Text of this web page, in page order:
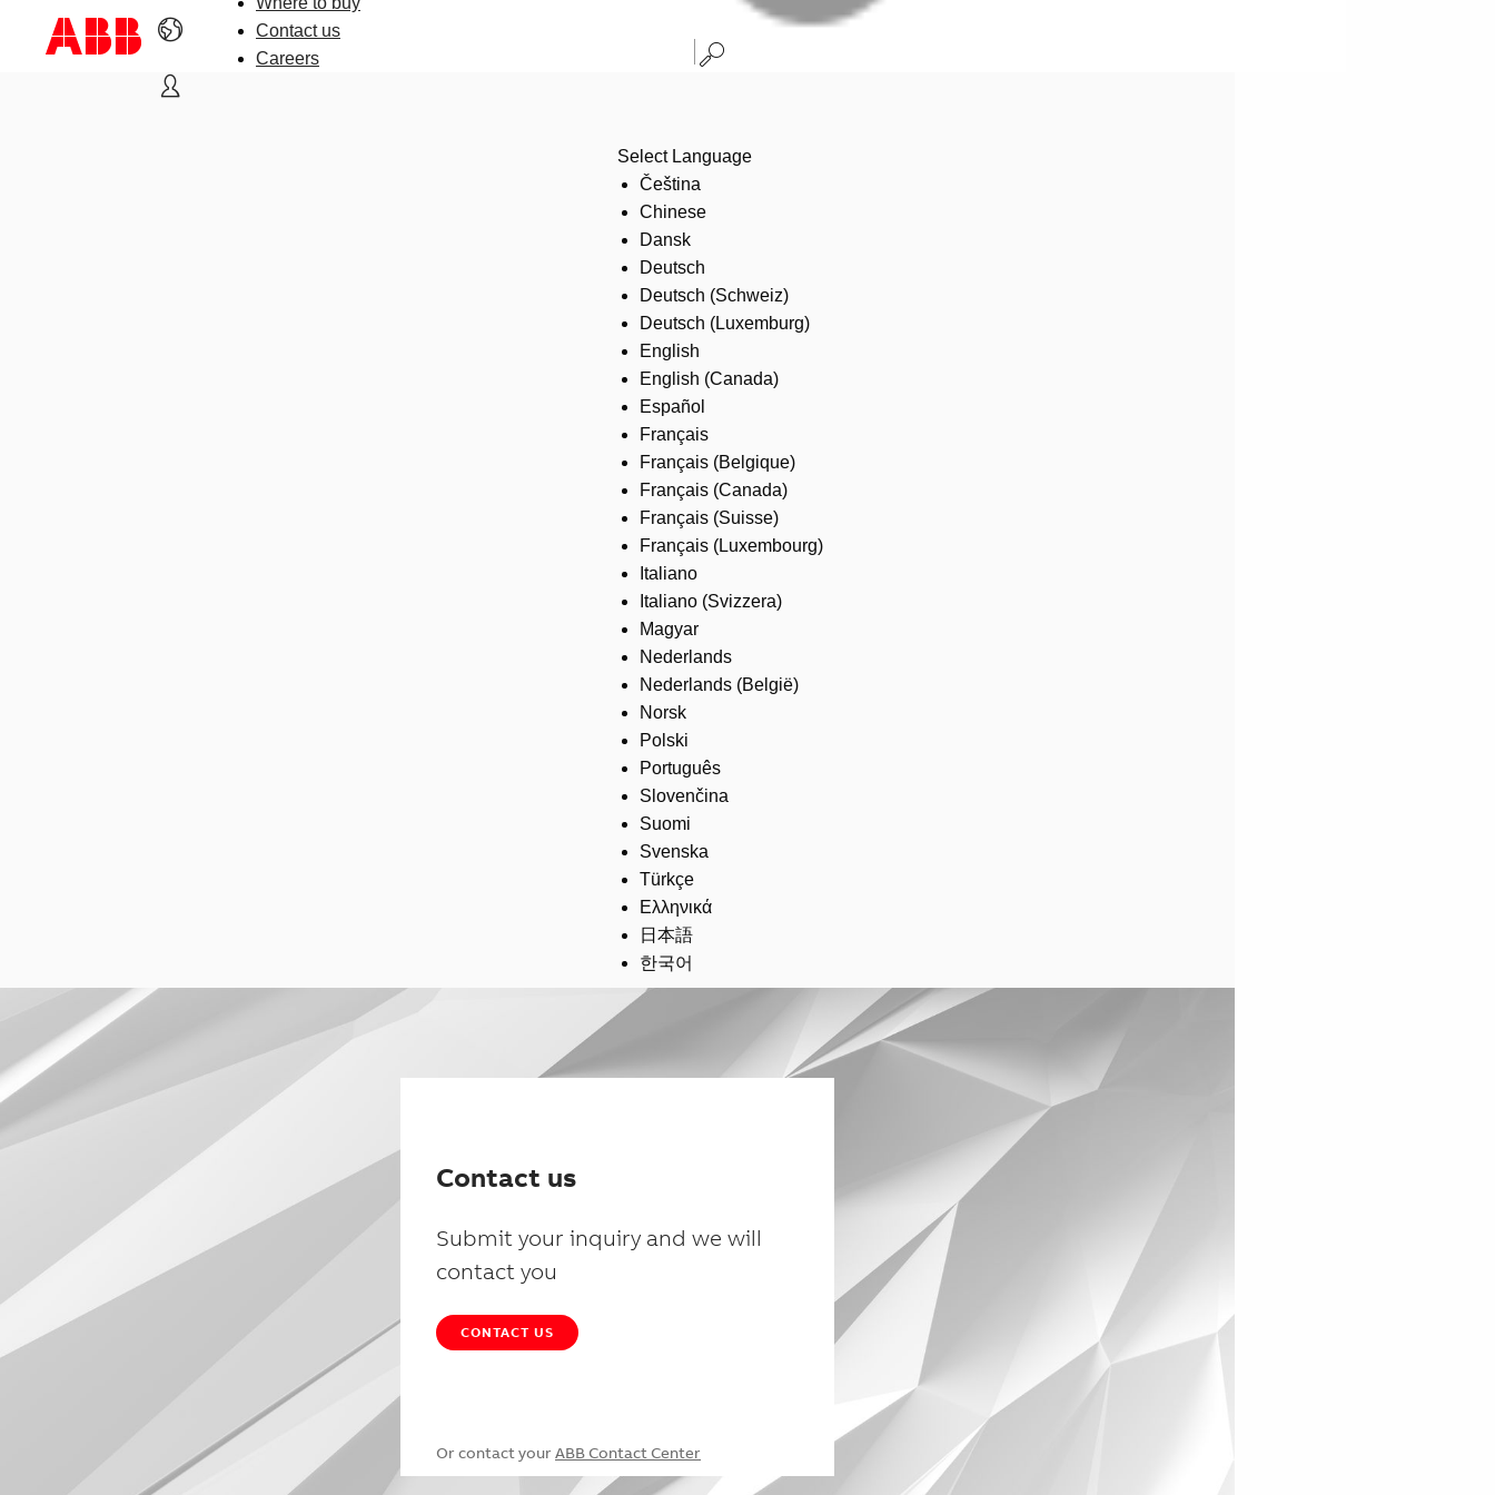
Contact us
Careers
Select Language
Čeština
Chinese
Dansk
Deutsch
Deutsch (Schweiz)
Deutsch (Luxemburg)
English
English (Canada)
Español
Français
Français (Belgique)
Français (Canada)
Français (Suisse)
Français (Luxembourg)
Italiano
Italiano (Svizzera)
Magyar
Nederlands
Nederlands (België)
Norsk
Polski
Português
Slovenčina
Suomi
Svenska
Türkçe
Ελληνικά
日本語
한국어
Contact us
Submit your inquiry and we will
contact you
CONTACT US
Or contact your ABB Contact Center